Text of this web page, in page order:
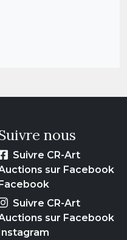
nous
Suivre CR-Art
sur Facebook
Facebook
Suivre CR-Art
sur Facebook